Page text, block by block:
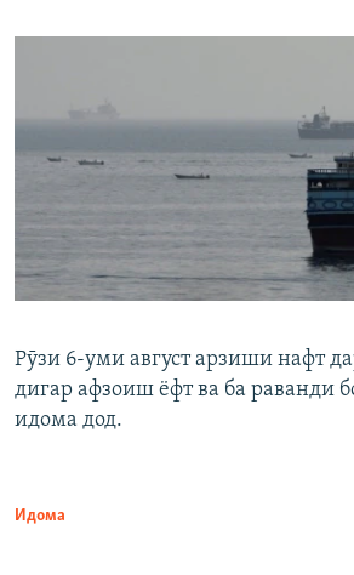
Рӯзи 6-уми август арзиши нафт
дигар афзоиш ёфт ва ба раванди
идома дод.
Идома